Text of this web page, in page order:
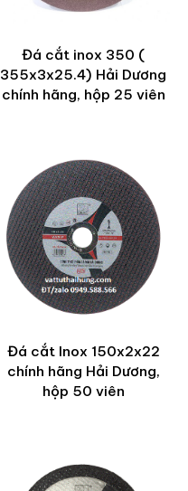
Đá cắt inox 350 (
355x3x25.4) Hải Dương
chính hãng, hộp 25 viên
Đá cắt Inox 150x2x22
chính hãng Hải Dương,
hộp 50 viên